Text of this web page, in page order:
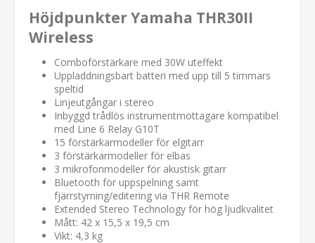
Höjdpunkter Yamaha THR30II
Wireless
Comboförstärkare med 30W uteffekt
Uppladdningsbart batteri med upp till 5 timmars
speltid
Linjeutgångar i stereo
Inbyggd trådlös instrumentmottagare kompatibel
med Line 6 Relay G10T
15 förstärkarmodeller för elgitarr
3 förstärkarmodeller för elbas
3 mikrofonmodeller för akustisk gitarr
Bluetooth för uppspelning samt
fjärrstyrning/editering via THR Remote
Extended Stereo Technology för hög ljudkvalitet
Mått: 42 x 15,5 x 19,5 cm
Vikt: 4,3 kg